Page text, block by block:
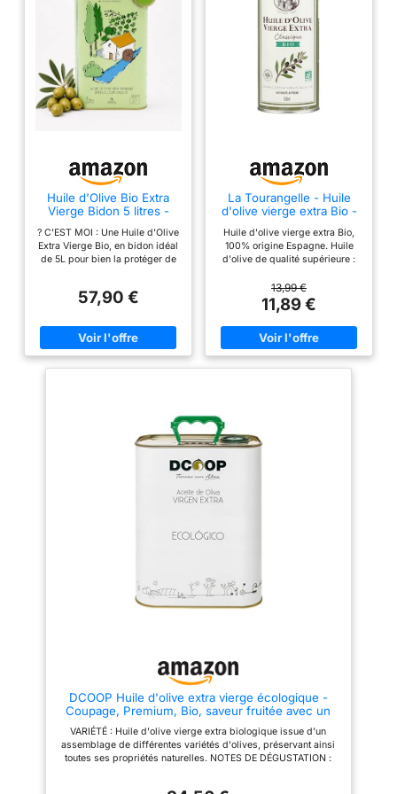
Huile d'Olive Bio Extra
Vierge Bidon 5 litres -
Première Extraction à
Froid - Huile Espagnole
de Première Qualité -
Médaille d'or Ecotrama
? C'EST MOI : Une Huile d'Olive
Extra Vierge Bio, en bidon idéal
de 5L pour bien la protéger de
biologiques de ma bien-aimée
Manzanilla Cacereña, ma
saveur, ma couleur et ma texture
donneront donc une vie
d'amande verte, de tomate, de
bois, de banane et d'ortie. Mon
goût est une douceur d'intensité
moyenne, légèrement épicée et
est dorée avec des reflets verts
l'âme de tous vos plats. Vous
voyagerez dans mes champs
donnerai une touche spéciale à
vos vinaigrettes et marinades,
et je me marierai parfaitement
avec vos toasts et salades. ??
TOUT LE MONDE M'AIME. J'ai
des médailles d'or et des
récompenses nationales et
internationales. J'ai remporté à
57,90 €
La Tourangelle - Huile
d'olive vierge extra Bio -
Extraite à froid - 750ml
Huile d'olive vierge extra Bio,
100% origine Espagne. Huile
d'olive de qualité supérieure :
par procédés mécaniques pour
en conserver toutes les
propriétés nutritionnelles.
L'huile d'olive La Tourangelle a
reçu le prix Bien Manger 2025
et le prix Marmiton 2024 pour
production biologique et sa
richesse aromatique. Huile
d'olive issue d'une agriculture
13,99 €
11,89 €
DCOOP Huile d'olive extra vierge écologique -
Coupage, Premium, Bio, saveur fruitée avec un
léger toucher épicé, idéal pour la consommation
brute, 3L
VARIÉTÉ : Huile d'olive vierge extra biologique issue d’un
assemblage de différentes variétés d'olives, préservant ainsi
toutes ses propriétés naturelles. NOTES DE DÉGUSTATION :